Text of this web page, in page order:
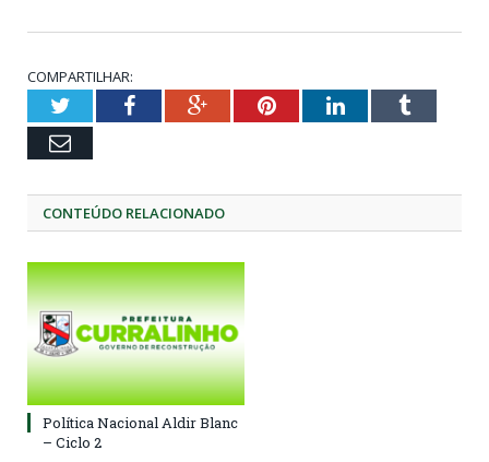
COMPARTILHAR:
TwitterFacebookGoogle+PinterestLinkedInTumblr
Email
CONTEÚDO RELACIONADO
Política Nacional Aldir Blanc
– Ciclo 2